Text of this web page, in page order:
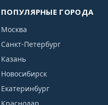
ПОПУЛЯРНЫЕ ГОРОДА
Москва
Санкт-Петербург
Казань
Новосибирск
Екатеринбург